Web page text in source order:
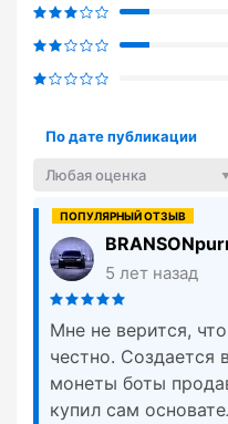
По дате публикации
Любая оценка
5 лет назад
Мне не верится,
честно. Создается
монеты боты
купил сам